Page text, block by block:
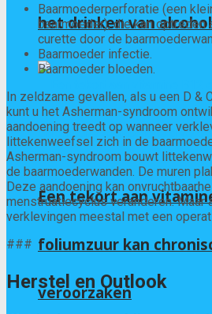
het drinken van alcohol
Een tekort aan
foliumzuur kan
veroorzaken
Baarmoederperforatie (een
baarmoeder), die kan optreden
curette door de
Baarmoeder infectie.
Baarmoeder bloeden.
In zeldzame gevallen, als u een D &
kunt u het Asherman-syndroom
aandoening treedt op wanneer
littekenweefsel zich in de
Asherman-syndroom bouwt
de baarmoederwanden. De muren
Deze aandoening kan
menstruatiecyclus veranderen. Maar
verklevingen meestal met een
###
Herstel en Outlook